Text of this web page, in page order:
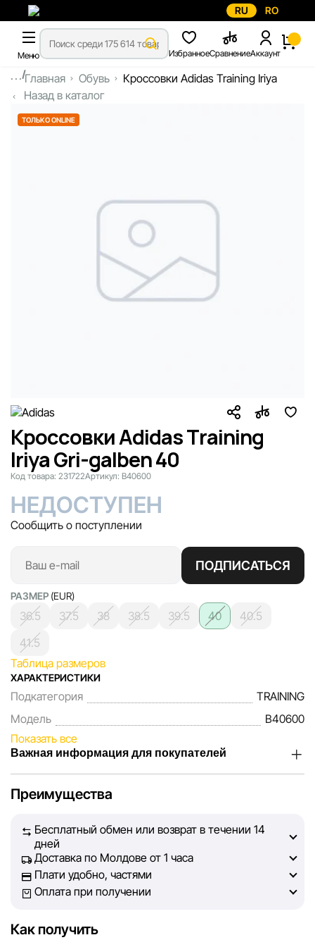
RU RO
Меню ИзбранноеСравнениеАккаунт
...Главная Обувь
Кроссовки Adidas Training Iriya
Назад в каталог
ТОЛЬКО ONLINE
Кроссовки Adidas Training
Iriya Gri-galben 40
Код товара: 231722Артикул: B40600
НЕДОСТУПЕН
Сообщить о поступлении
ПОДПИСАТЬСЯ
РАЗМЕР (EUR)
36.5 37.5 38 38.5 39.5 40
40.5
41.5
Таблица размеров
ХАРАКТЕРИСТИКИ
Подкатегория
TRAINING
Модель
B40600
Показать все
Важная информация для покупателей
наших покупателей. Каждый день мы работаем над тем,
на сайте, была максимально полной, объективной и
актуальной. Наша цель — обеспечить вас достоверной
информацией, чтобы вы смогли принять лучшее
решение о покупке.
не может гарантировать абсолютную точность всех
Преимущества
Бесплатный обмен или возврат в течении 14
дней
Доставка по Молдове от 1 часа
Плати удобно, частями
Оплата при получении
Как получить